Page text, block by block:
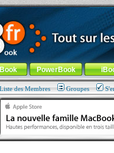
!
général-Aller au menu de
PowerBook
des Membres Groupes